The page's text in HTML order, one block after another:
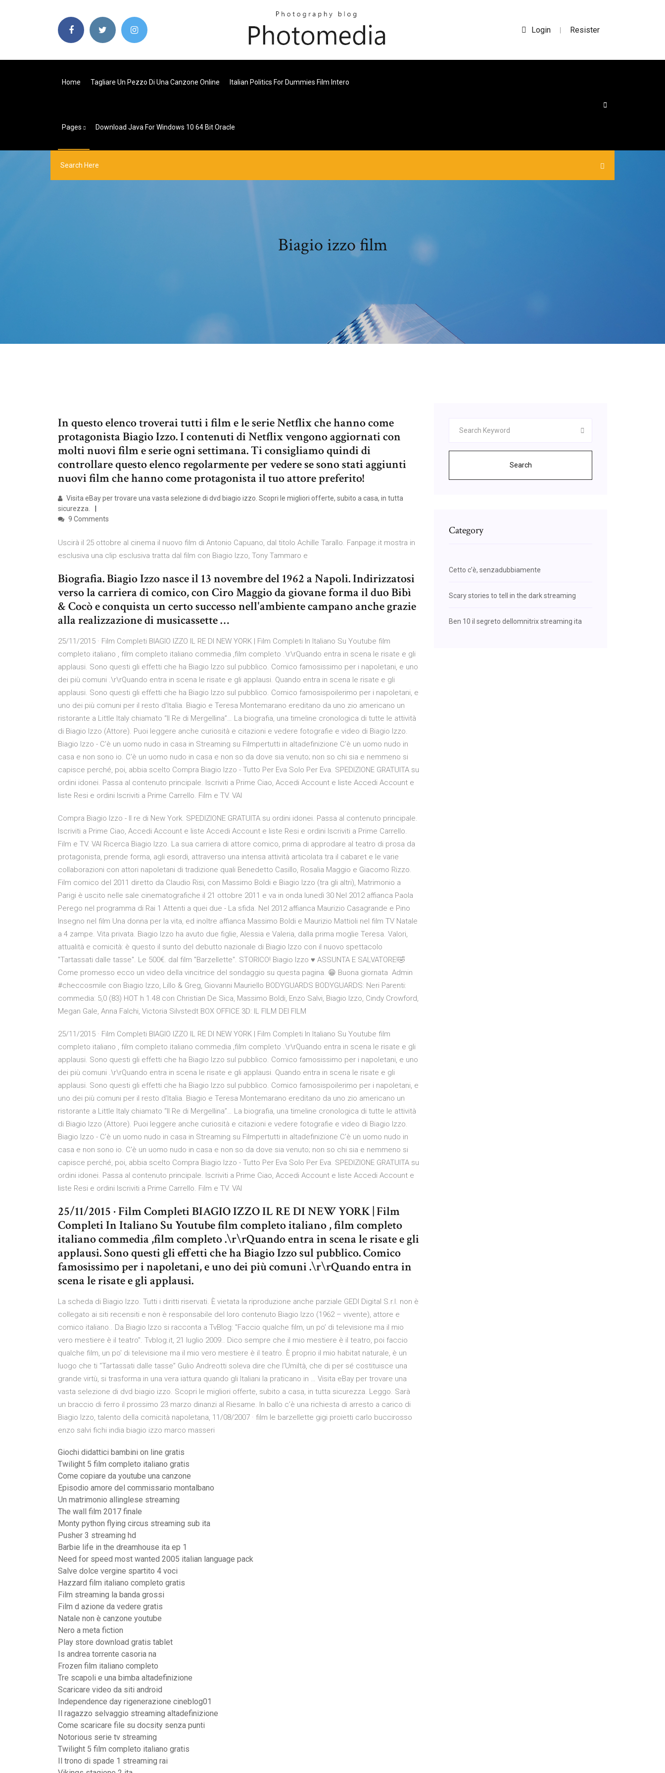
Login | Resister
Home Tagliare Un Pezzo Di Una Canzone Online Italian Politics For Dummies Film Intero
Pages Download Java For Windows 10 64 Bit Oracle
Biagio izzo film
In questo elenco troverai tutti i film e le serie Netflix che hanno come
protagonista Biagio Izzo. I contenuti di Netflix vengono aggiornati con
molti nuovi film e serie ogni settimana. Ti consigliamo quindi di
controllare questo elenco regolarmente per vedere se sono stati aggiunti
nuovi film che hanno come protagonista il tuo attore preferito!
Visita eBay per trovare una vasta selezione di dvd biagio izzo. Scopri le migliori offerte, subito a casa, in tutta
sicurezza.
9 Comments
Uscirà il 25 ottobre al cinema il nuovo film di Antonio Capuano, dal titolo Achille Tarallo. Fanpage.it mostra in
esclusiva una clip esclusiva tratta dal film con Biagio Izzo, Tony Tammaro e
Biografia. Biagio Izzo nasce il 13 novembre del 1962 a Napoli. Indirizzatosi
verso la carriera di comico, con Ciro Maggio da giovane forma il duo Bibì
& Cocò e conquista un certo successo nell'ambiente campano anche grazie
alla realizzazione di musicassette …
25/11/2015 · Film Completi BIAGIO IZZO IL RE DI NEW YORK | Film Completi In Italiano Su Youtube film
completo italiano , film completo italiano commedia ,film completo .\r\rQuando entra in scena le risate e gli
applausi. Sono questi gli effetti che ha Biagio Izzo sul pubblico. Comico famosissimo per i napoletani, e uno
dei più comuni .\r\rQuando entra in scena le risate e gli applausi. Quando entra in scena le risate e gli
applausi. Sono questi gli effetti che ha Biagio Izzo sul pubblico. Comico famosispoilerimo per i napoletani, e
uno dei più comuni per il resto d’Italia. Biagio e Teresa Montemarano ereditano da uno zio americano un
ristorante a Little Italy chiamato “Il Re di Mergellina”… La biografia, una timeline cronologica di tutte le attività
di Biagio Izzo (Attore). Puoi leggere anche curiosità e citazioni e vedere fotografie e video di Biagio Izzo.
Biagio Izzo - C'è un uomo nudo in casa in Streaming su Filmpertutti in altadefinizione C'è un uomo nudo in
casa e non sono io. C'è un uomo nudo in casa e non so da dove sia venuto; non so chi sia e nemmeno si
capisce perché, poi, abbia scelto Compra Biagio Izzo - Tutto Per Eva Solo Per Eva. SPEDIZIONE GRATUITA su
ordini idonei. Passa al contenuto principale. Iscriviti a Prime Ciao, Accedi Account e liste Accedi Account e
liste Resi e ordini Iscriviti a Prime Carrello. Film e TV. VAI
Compra Biagio Izzo - Il re di New York. SPEDIZIONE GRATUITA su ordini idonei. Passa al contenuto principale.
Iscriviti a Prime Ciao, Accedi Account e liste Accedi Account e liste Resi e ordini Iscriviti a Prime Carrello.
Film e TV. VAI Ricerca Biagio Izzo. La sua carriera di attore comico, prima di approdare al teatro di prosa da
protagonista, prende forma, agli esordi, attraverso una intensa attività articolata tra il cabaret e le varie
collaborazioni con attori napoletani di tradizione quali Benedetto Casillo, Rosalia Maggio e Giacomo Rizzo.
Film comico del 2011 diretto da Claudio Risi, con Massimo Boldi e Biagio Izzo (tra gli altri), Matrimonio a
Parigi è uscito nelle sale cinematografiche il 21 ottobre 2011 e va in onda lunedì 30 Nel 2012 affianca Paola
Perego nel programma di Rai 1 Attenti a quei due - La sfida. Nel 2012 affianca Maurizio Casagrande e Pino
Insegno nel film Una donna per la vita, ed inoltre affianca Massimo Boldi e Maurizio Mattioli nel film TV Natale
a 4 zampe. Vita privata. Biagio Izzo ha avuto due figlie, Alessia e Valeria, dalla prima moglie Teresa. Valori,
attualità e comicità: è questo il sunto del debutto nazionale di Biagio Izzo con il nuovo spettacolo
"Tartassati dalle tasse". Le 500€. dal film "Barzellette". STORICO! Biagio Izzo ♥ ASSUNTA E SALVATORE!🤣
Come promesso ecco un video della vincitrice del sondaggio su questa pagina. 😁 Buona giornata ️ Admin
#checcosmile con Biagio Izzo, Lillo & Greg, Giovanni Mauriello BODYGUARDS BODYGUARDS: Neri Parenti:
commedia: 5,0 (83) HOT h 1.48 con Christian De Sica, Massimo Boldi, Enzo Salvi, Biagio Izzo, Cindy Crowford,
Megan Gale, Anna Falchi, Victoria Silvstedt BOX OFFICE 3D: IL FILM DEI FILM
25/11/2015 · Film Completi BIAGIO IZZO IL RE DI NEW YORK | Film Completi In Italiano Su Youtube film
completo italiano , film completo italiano commedia ,film completo .\r\rQuando entra in scena le risate e gli
applausi. Sono questi gli effetti che ha Biagio Izzo sul pubblico. Comico famosissimo per i napoletani, e uno
dei più comuni .\r\rQuando entra in scena le risate e gli applausi. Quando entra in scena le risate e gli
applausi. Sono questi gli effetti che ha Biagio Izzo sul pubblico. Comico famosispoilerimo per i napoletani, e
uno dei più comuni per il resto d’Italia. Biagio e Teresa Montemarano ereditano da uno zio americano un
ristorante a Little Italy chiamato “Il Re di Mergellina”… La biografia, una timeline cronologica di tutte le attività
di Biagio Izzo (Attore). Puoi leggere anche curiosità e citazioni e vedere fotografie e video di Biagio Izzo.
Biagio Izzo - C'è un uomo nudo in casa in Streaming su Filmpertutti in altadefinizione C'è un uomo nudo in
casa e non sono io. C'è un uomo nudo in casa e non so da dove sia venuto; non so chi sia e nemmeno si
capisce perché, poi, abbia scelto Compra Biagio Izzo - Tutto Per Eva Solo Per Eva. SPEDIZIONE GRATUITA su
ordini idonei. Passa al contenuto principale. Iscriviti a Prime Ciao, Accedi Account e liste Accedi Account e
liste Resi e ordini Iscriviti a Prime Carrello. Film e TV. VAI
25/11/2015 · Film Completi BIAGIO IZZO IL RE DI NEW YORK | Film
Completi In Italiano Su Youtube film completo italiano , film completo
italiano commedia ,film completo .\r\rQuando entra in scena le risate e gli
applausi. Sono questi gli effetti che ha Biagio Izzo sul pubblico. Comico
famosissimo per i napoletani, e uno dei più comuni .\r\rQuando entra in
scena le risate e gli applausi.
La scheda di Biagio Izzo. Tutti i diritti riservati. È vietata la riproduzione anche parziale GEDI Digital S.r.l. non è
collegato ai siti recensiti e non è responsabile del loro contenuto Biagio Izzo (1962 – vivente), attore e
comico italiano.. Da Biagio Izzo si racconta a TvBlog: "Faccio qualche film, un po’ di televisione ma il mio
vero mestiere è il teatro". Tvblog.it, 21 luglio 2009.. Dico sempre che il mio mestiere è il teatro, poi faccio
qualche film, un po' di televisione ma il mio vero mestiere è il teatro. È proprio il mio habitat naturale, è un
luogo che ti “Tartassati dalle tasse” Gulio Andreotti soleva dire che l’Umiltà, che di per sé costituisce una
grande virtù, si trasforma in una vera iattura quando gli Italiani la praticano in … Visita eBay per trovare una
vasta selezione di dvd biagio izzo. Scopri le migliori offerte, subito a casa, in tutta sicurezza. Leggo. Sarà
un braccio di ferro il prossimo 23 marzo dinanzi al Riesame. In ballo c’è una richiesta di arresto a carico di
Biagio Izzo, talento della comicità napoletana, 11/08/2007 · film le barzellette gigi proietti carlo buccirosso
enzo salvi fichi india biagio izzo marco masseri
Giochi didattici bambini on line gratis
Twilight 5 film completo italiano gratis
Come copiare da youtube una canzone
Episodio amore del commissario montalbano
Un matrimonio allinglese streaming
The wall film 2017 finale
Monty python flying circus streaming sub ita
Pusher 3 streaming hd
Barbie life in the dreamhouse ita ep 1
Need for speed most wanted 2005 italian language pack
Salve dolce vergine spartito 4 voci
Hazzard film italiano completo gratis
Film streaming la banda grossi
Film d azione da vedere gratis
Natale non è canzone youtube
Nero a meta fiction
Play store download gratis tablet
Is andrea torrente casoria na
Frozen film italiano completo
Tre scapoli e una bimba altadefinizione
Scaricare video da siti android
Independence day rigenerazione cineblog01
Il ragazzo selvaggio streaming altadefinizione
Come scaricare file su docsity senza punti
Notorious serie tv streaming
Twilight 5 film completo italiano gratis
Il trono di spade 1 streaming rai
Search
Category
Cetto c’è, senzadubbiamente
Scary stories to tell in the dark streaming
Ben 10 il segreto dellomnitrix streaming ita